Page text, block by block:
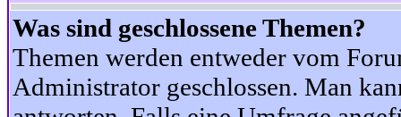
Was sind geschlossene Themen?
Themen werden entweder vom
Administrator geschlossen. Man